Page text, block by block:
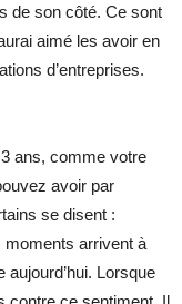
de son côté. Ce sont
aimé les avoir en
d’entreprises.
ans, comme votre
avoir par
se disent :
moments arrivent à
Lorsque